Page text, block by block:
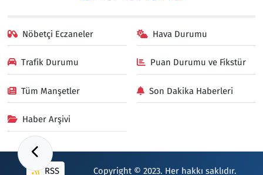
Nöbetçi Eczaneler Hava Durumu
Trafik Durumu Puan Durumu ve Fikstür
Tüm Manşetler Son Dakika Haberleri
Haber Arşivi
RSS Copyright © 2023. Her hakkı saklıdır.